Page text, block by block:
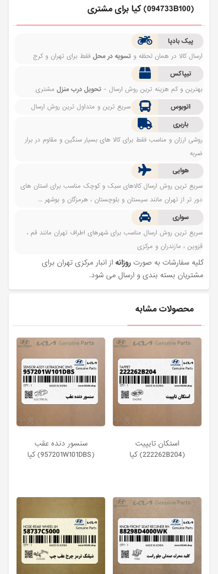
(094733B100) کیا برای مشتری
پیک بادپا
ارسال کالا در همان لحظه وتسویه در محل فقط برای تهران و کرج
تیپاکس
بهترین و کم هزینه ترین روش ارسال -تحویل درب منزل مشتری
اتوبوس
سریع ترین و متداول ترین روش ارسال
باربری
روشی ارزان و مناسب فقط برای کالا های بسیار سنگین و مقاوم در برار
ضربه
هوایی
سریع ترین روش ارسال کالاهای سبک و کوچک مناسب برای استان های
دور تر از تهران مانند سیستان و بلوچستان ، هرمزگان و بوشهر ...
سواری
سریع ترین روش ارسال مناسب برای شهرهای اطراف تهران مانند قم ،
قزوین ، مازندران و مرکزی
کلیه سفارشات به صورتروزانه از انبار مرکزی تهران برای
مشتریان بسته بندی و ارسال می شود.
محصولات مشابه
استكان تايپيت
(222262B204) کیا
سنسور دنده عقب
(957201W101DBS) کیا